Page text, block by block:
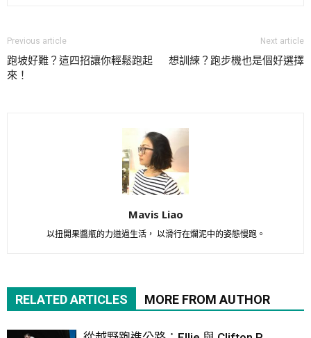
Previous article
跑坡好難？這四招讓你輕鬆跑起
來！
Next article
想訓練？跑步機也是個好選擇
Mavis Liao
以扭開果醬瓶的力道過生活， 以滑行在爛泥中的姿態慢跑。
RELATED ARTICLES MORE FROM AUTHOR